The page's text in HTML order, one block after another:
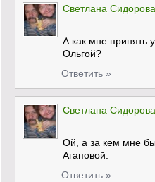
Светлана Сидорова
А как мне принять
Ольгой?
Ответить »
Светлана Сидорова
Ой, а за кем мне
Агаповой.
Ответить »